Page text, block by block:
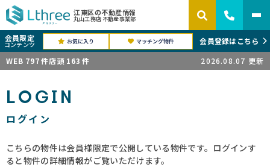
江東区の不動産情報
丸山工務店 不動産事業部
会員限定
コンテンツ お気に入り マッチング物件
会員登録はこちら
WEB 797件店頭 163 件 2026.08.07 更新
LOGIN
ログイン
こちらの物件は会員様限定で公開している物件です。ログインす
ると物件の詳細情報がご覧いただけます。